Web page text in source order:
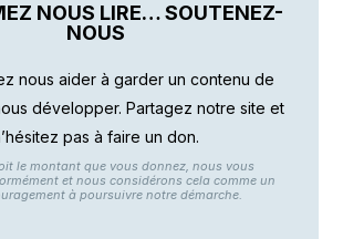
NOUS LIRE… SOUTENEZ-
NOUS
nous aider à garder un contenu de
développer. Partagez notre site et
pas à faire un don.
le montant que vous donnez, nous vous
et nous considérons cela comme un
à poursuivre notre démarche.